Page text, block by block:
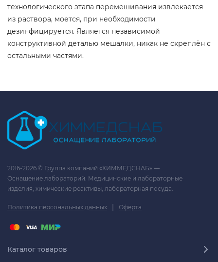
технологического этапа перемешивания извлекается
из раствора, моется, при необходимости
дезинфицируется. Является независимой
конструктивной деталью мешалки, никак не скреплён с
остальными частями.
2016-2026 © Группа компаний «ХИММЕДСНАБ» —
Оснащение лабораторий. Медицинские и лабораторные
изделия, химические реактивы, лабораторная посуда.
Политика персональных данных | Оферта
Каталог товаров